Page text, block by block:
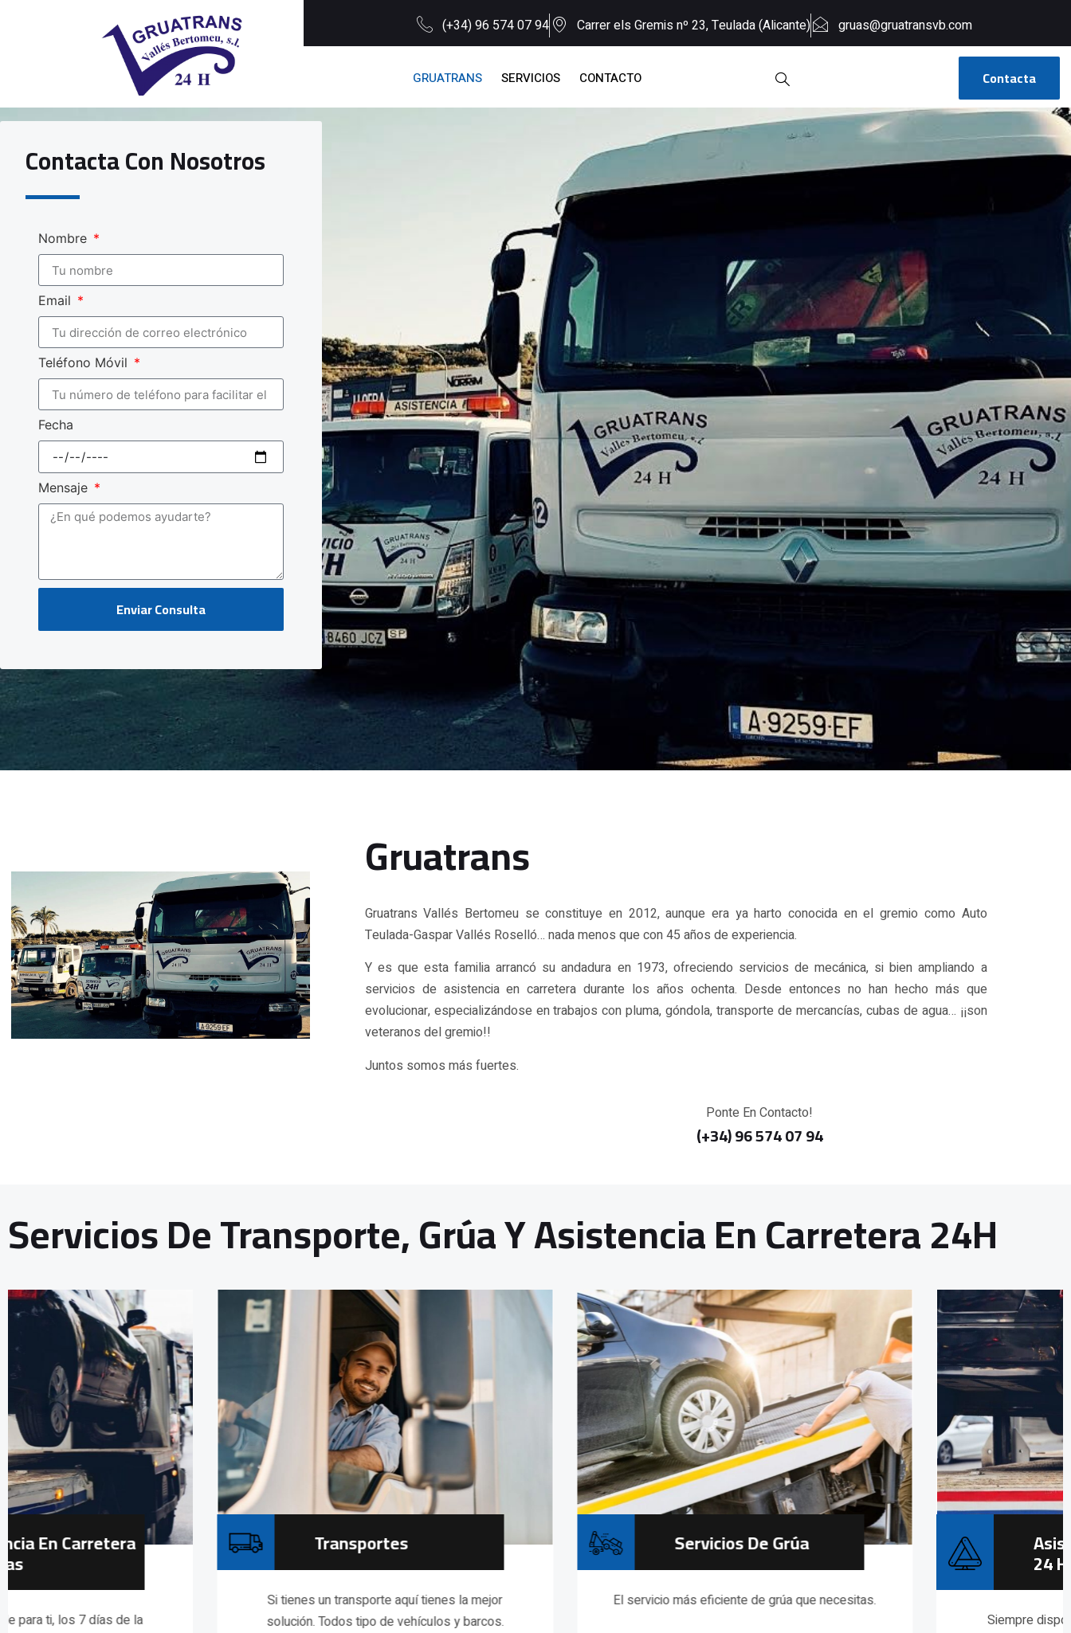
(+34) 96 574 07 94 Carrer els Gremis nº 23, Teulada (Alicante) gruas@gruatransvb.com
GRUATRANS SERVICIOS CONTACTO Contacta
Contacta Con Nosotros
Nombre
Email
Teléfono Móvil
Fecha
Mensaje
Enviar Consulta
Gruatrans
Gruatrans Vallés Bertomeu se constituye en 2012, aunque era ya harto conocida en el gremio como Auto
Teulada-Gaspar Vallés Roselló… nada menos que con 45 años de experiencia.
Y es que esta familia arrancó su andadura en 1973, ofreciendo servicios de mecánica, si bien ampliando a
servicios de asistencia en carretera durante los años ochenta. Desde entonces no han hecho más que
evolucionar, especializándose en trabajos con pluma, góndola, transporte de mercancías, cubas de agua… ¡¡son
veteranos del gremio!!
Juntos somos más fuertes.
Ponte En Contacto!
(+34) 96 574 07 94
Servicios De Transporte, Grúa Y Asistencia En Carretera 24H
Transportes
Si tienes un transporte aquí tienes la mejor
solución. Todos tipo de vehículos y barcos.
Servicios De Grúa
El servicio más eficiente de grúa que necesitas.
Asistencia En Carretera
24 Horas
Siempre disponible para ti, los 7 días de la